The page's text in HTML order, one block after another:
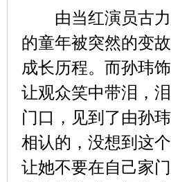
由当红演员古力
的童年被突然的变
成长历程。而孙玮
让观众笑中带泪，
门口，见到了由孙
相认的，没想到这
让她不要在自己家